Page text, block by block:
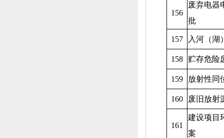
156
废弃电器
批
157 入河（湖
158 贮存危险
159 放射性同
160 废旧放射
161
建设项目
案